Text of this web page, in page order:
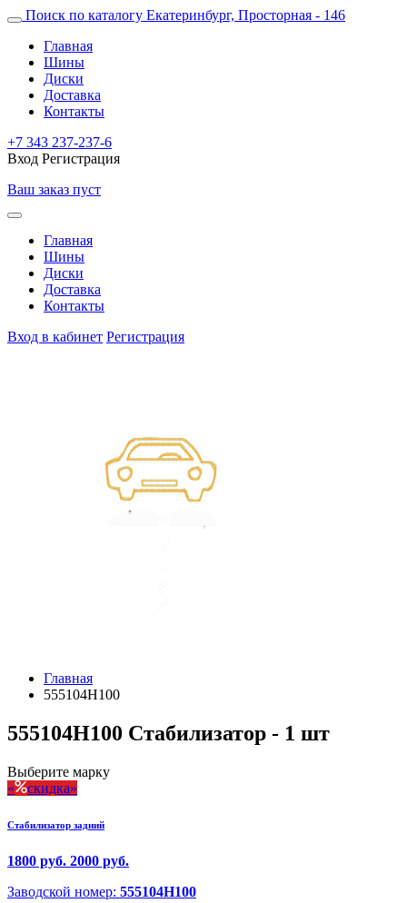
Поиск по каталогу Екатеринбург, Просторная - 146
Главная
Шины
Диски
Доставка
Контакты
+7 343 237-237-6
Вход Регистрация
Ваш заказ пуст
Главная
Шины
Диски
Доставка
Контакты
Вход в кабинет Регистрация
Главная
555104H100
555104H100 Стабилизатор - 1 шт
Выберите марку
скидка
Стабилизатор задний
1800 руб. 2000 руб.
Заводской номер: 555104H100